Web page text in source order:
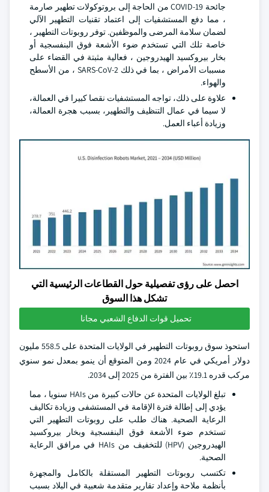
جائحة COVID-19 من الحاجة إلى بروتوكولات تطهير صارمة
، مما دفع المستشفيات إلى اعتماد تقنيات التطهير الآلي
لضمان سلامة المرضى والموظفين. توفر روبوتات التطهير ،
خاصة تلك التي تستخدم ضوء الأشعة فوق البنفسجية أو
بخار بيروكسيد الهيدروجين ، فعالية مثبتة في القضاء على
مسببات الأمراض ، بما في ذلك SARS-CoV-2 ، من الأسطح
والهواء.
علاوة على ذلك، تواجه المستشفيات نقصا كبيرا في العمالة،
لا سيما في عمال التنظيف والتطهير، بسبب هجرة العمالة،
وزيادة أعباء العمل.
احصل على رؤى تفصيلية حول القطاعات الرئيسية التي
تشكل هذا السوق
تحميل قوات الدفاع الشعبي مجانا
استحوذ سوق روبوتات التطهير في الولايات المتحدة على 558.5 مليون
دولار أمريكي في عام 2024 ومن المتوقع أن ينمو بمعدل نمو سنوي
مركب قدره 19.1٪ بين الفترة من 2025 إلى 2034.
تبلغ الولايات المتحدة عن حالات كبيرة من HAIs سنويا ، مما
يؤدي إلى إطالة فترة الإقامة في المستشفى وزيادة تكاليف
الرعاية الصحية. هناك طلب على روبوتات التطهير التي
تستخدم ضوء الأشعة فوق البنفسجية وبخار بيروكسيد
الهيدروجين (HPV) للتخفيف من HAIs في مرافق الرعاية
الصحية.
تكتسب روبوتات التطهير المستقلة بالكامل والمجهزة
بأنظمة ملاحة وإعداد تقارير متقدمة شعبية في البلاد بسبب